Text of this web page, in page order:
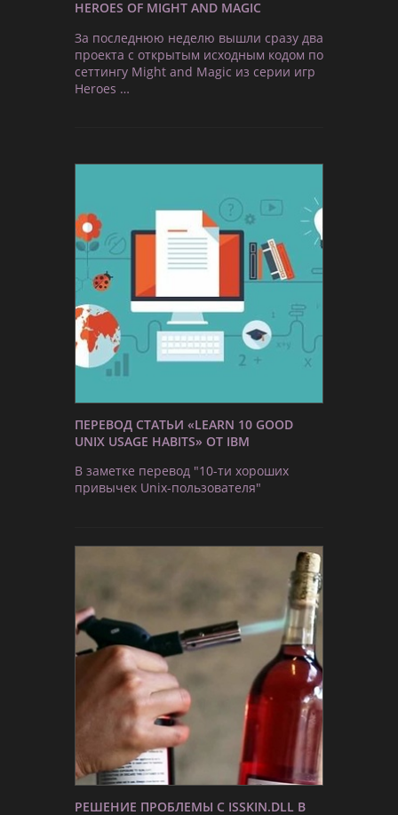
HEROES OF MIGHT AND MAGIC
За последнюю неделю вышли сразу два
проекта с открытым исходным кодом по
сеттингу Might and Magic из серии игр
Heroes …
ПЕРЕВОД СТАТЬИ «LEARN 10 GOOD
UNIX USAGE HABITS» ОТ IBM
В заметке перевод "10-ти хороших
привычек Unix-пользователя"
РЕШЕНИЕ ПРОБЛЕМЫ С ISSKIN.DLL В